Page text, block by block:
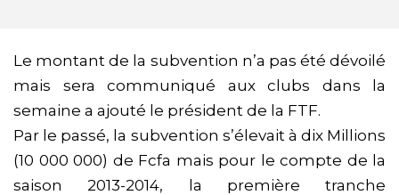
Le montant de la subvention n’a pas été dévoilé
mais sera communiqué aux clubs dans la
semaine a ajouté le président de la FTF.
Par le passé, la subvention s’élevait à dix Millions
(10 000 000) de Fcfa mais pour le compte de la
saison 2013-2014, la première tranche